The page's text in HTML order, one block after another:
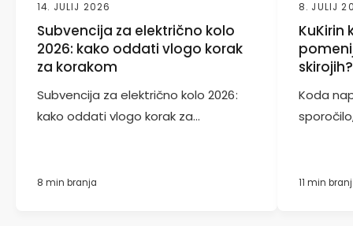
14. JULIJ 2026
Subvencija za električno kolo
2026: kako oddati vlogo korak
za korakom
Subvencija za električno kolo 2026:
kako oddati vlogo korak za...
8 min branja
8. JULIJ
KuKirin
skirojih?
Koda
11 min